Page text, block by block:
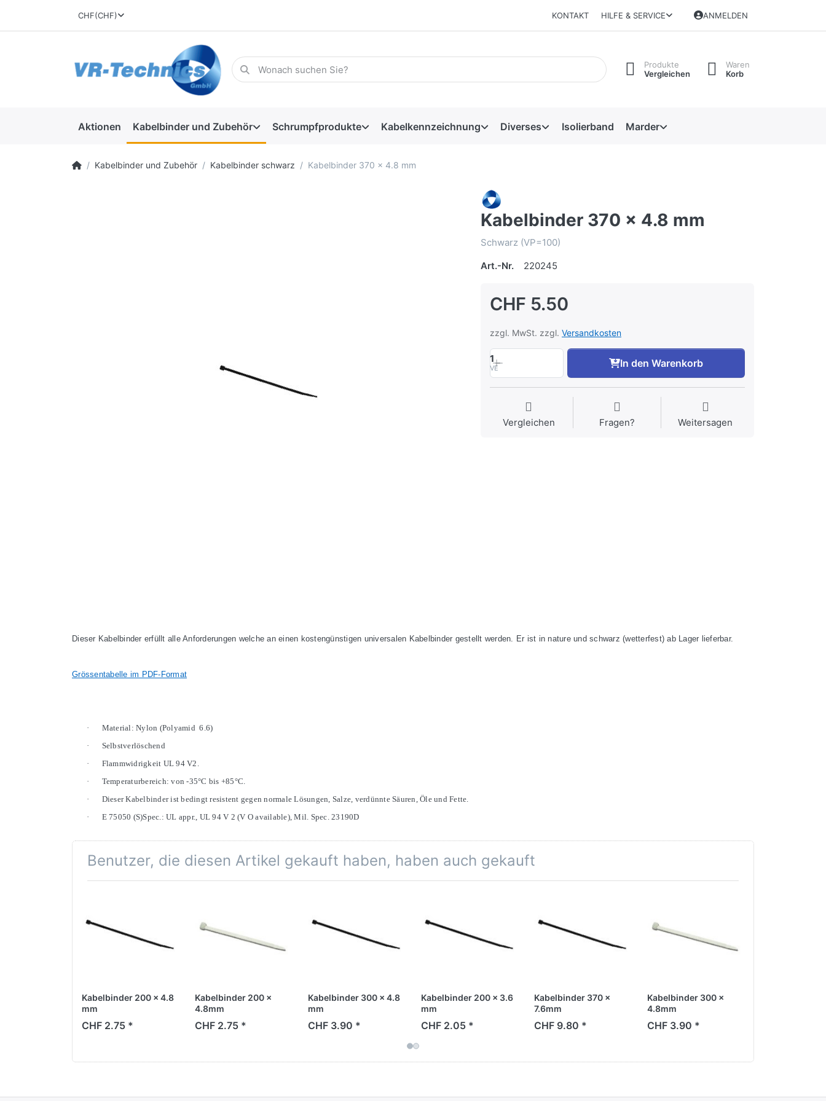
CHF(CHF) KONTAKT HILFE & SERVICE ANMELDEN
Produkte
Vergleichen
Waren
Korb
Aktionen Kabelbinder und Zubehör Schrumpfprodukte Kabelkennzeichnung Diverses Isolierband Marder
Kabelbinder und Zubehör Kabelbinder schwarz Kabelbinder 370 x 4.8 mm
Kabelbinder 370 x 4.8 mm
Schwarz (VP=100)
Art.-Nr.
220245
CHF 5.50
zzgl. MwSt. zzgl. Versandkosten
1
VE In den Warenkorb
Vergleichen Fragen? Weitersagen
Dieser Kabelbinder erfüllt alle Anforderungen welche an einen kostengünstigen universalen Kabelbinder gestellt werden. Er ist in nature und schwarz (wetterfest) ab Lager lieferbar.
Grössentabelle im PDF-Format
· Material: Nylon (Polyamid 6.6)
·
Selbstverlöschend
·
Flammwidrigkeit UL 94 V2.
·
Temperaturbereich: von -35°C bis +85°C.
·
Dieser Kabelbinder ist bedingt resistent gegen normale Lösungen, Salze, verdünnte Säuren, Öle und Fette.
·
E 75050 (S)Spec.: UL appr., UL 94 V 2 (V O available), Mil. Spec. 23190D
Benutzer, die diesen Artikel gekauft haben, haben auch gekauft
Kabelbinder 200 x 4.8
mm
CHF 2.75 *
Kabelbinder 200 x
4.8mm
CHF 2.75 *
Kabelbinder 300 x 4.8
mm
CHF 3.90 *
Kabelbinder 200 x 3.6
mm
CHF 2.05 *
Kabelbinder 370 x
7.6mm
CHF 9.80 *
Kabelbinder 300 x
4.8mm
CHF 3.90 *